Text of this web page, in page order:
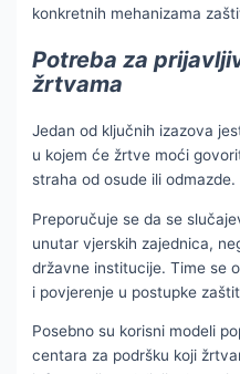
konkretnih mehanizama
Potreba za
žrtvama
Jedan od ključnih izazova
u kojem će žrtve moći
straha od osude ili odmazde.
Preporučuje se da se
unutar vjerskih zajednica,
državne institucije. Time se
i povjerenje u postupke
Posebno su korisni modeli
centara za podršku koji